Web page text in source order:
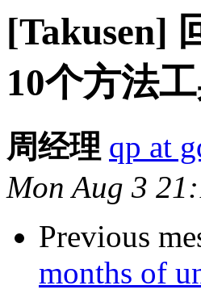
[Takusen]
10个方法
周经理 qp at
Mon Aug 3
Previous
months of